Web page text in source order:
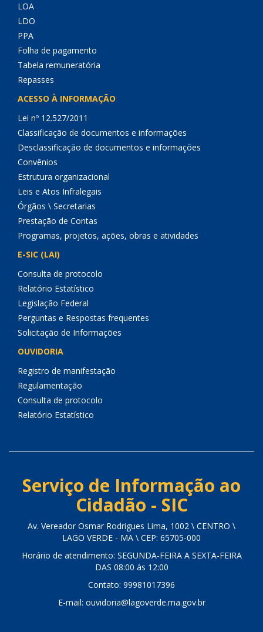
LOA
LDO
PPA
Folha de pagamento
Tabela remuneratória
Repasses
ACESSO À INFORMAÇÃO
Lei nº 12.527/2011
Classificação de documentos e informações
Desclassificação de documentos e informações
Convênios
Estrutura organizacional
Leis e Atos Infralegais
Órgãos \ Secretarias
Prestação de Contas
Programas, projetos, ações, obras e atividades
E-SIC (LAI)
Consulta de protocolo
Relatório Estatístico
Legislação Federal
Perguntas e Respostas frequentes
Solicitação de Informações
OUVIDORIA
Registro de manifestação
Regulamentação
Consulta de protocolo
Relatório Estatístico
Serviço de Informação ao
Cidadão - SIC
Av. Vereador Osmar Rodrigues Lima, 1002 \ CENTRO \
LAGO VERDE - MA \ CEP: 65705-000
Horário de atendimento: SEGUNDA-FEIRA A SEXTA-FEIRA
DAS 08:00 às 12:00
Contato: 99981017396
E-mail: ouvidoria@lagoverde.ma.gov.br